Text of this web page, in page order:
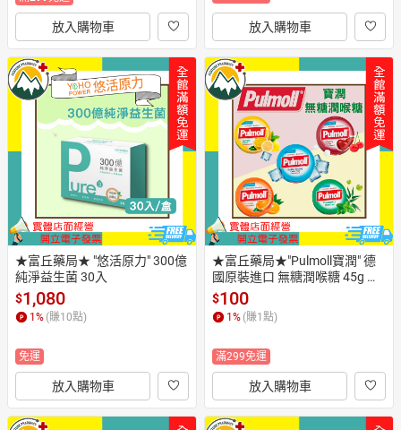
放入購物車 放入購物車
★富丘藥局★ "悠活原力" 300億
純淨益生菌 30入
$1,080
1% (賺10點)
免運
放入購物車
★富丘藥局★"Pulmoll寶潤" 德
國原裝進口 無糖潤喉糖 45g 超
涼薄荷|山茶尤加利|櫻桃|檸檬|橘
子
$100
1% (賺1點)
滿299免運
放入購物車